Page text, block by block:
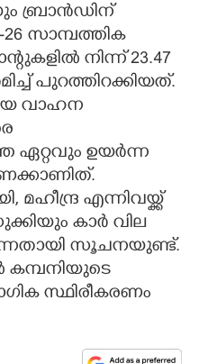
ബ്രാൻഡിന്
26 സാമ്പത്തിക
നിന്ന് 23.47
പുറത്തിറക്കിയത്.
വാഹന
ഏറ്റവും ഉയർന്ന
എന്നിവയ്ക്ക്
കാർ വില
സൂചനയുണ്ട്.
കമ്പനിയുടെ
സ്ഥിരീകരണം